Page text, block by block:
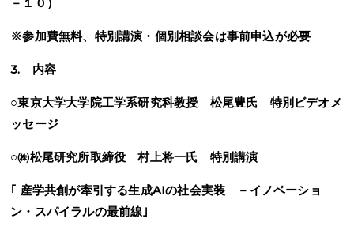
※参加費無料、特別講演・個別相談会は事前申込が必要
3. 内容
○東京大学大学院工学系研究科教授 松尾豊氏 特別ビデオメ
ッセージ
○㈱松尾研究所取締役 村上将一氏 特別講演
｢ 産学共創が牽引する生成AIの社会実装 －イノベーショ
ン・スパイラルの最前線｣